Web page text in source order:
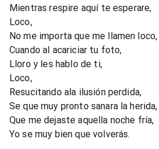
Mientras respire aquí te esperare,
Loco,
No me importa que me llamen loco,
Cuando al acariciar tu foto,
Lloro y les hablo de ti,
Loco,
Resucitando ala ilusión perdida,
Se que muy pronto sanara la herida,
Que me dejaste aquella noche fría,
Yo se muy bien que volverás.